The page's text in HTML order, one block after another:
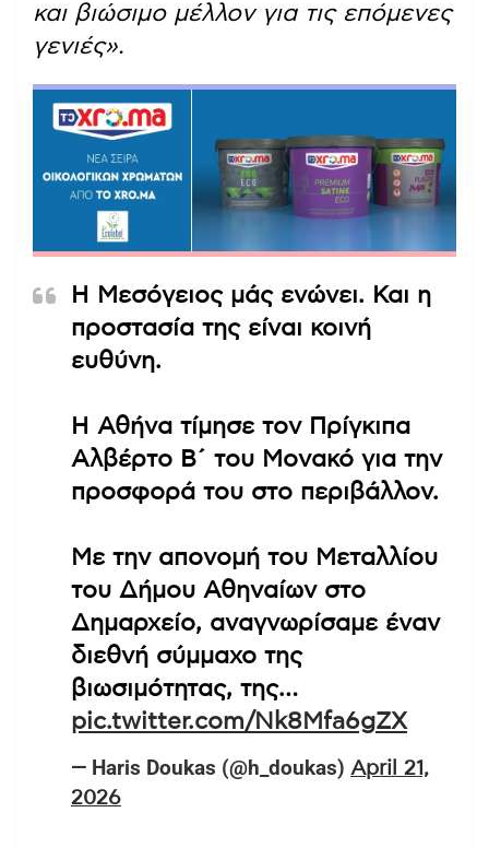
και βιώσιμο μέλλον για τις επόμενες
γενιές».
Η Μεσόγειος μάς ενώνει. Και η
προστασία της είναι κοινή
ευθύνη.
Η Αθήνα τίμησε τον Πρίγκιπα
Αλβέρτο Β΄ του Μονακό για την
προσφορά του στο περιβάλλον.
Με την απονομή του Μεταλλίου
του Δήμου Αθηναίων στο
Δημαρχείο, αναγνωρίσαμε έναν
διεθνή σύμμαχο της
βιωσιμότητας, της…
pic.twitter.com/Nk8Mfa6gZX
— Haris Doukas (@h_doukas) April 21,
2026